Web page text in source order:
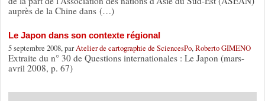
auprès de la Chine dans (…)
Le Japon dans son contexte régional
5 septembre 2008, parAtelier de cartographie de SciencesPo, Roberto GIMENO
Extraite du n° 30 de Questions internationales : Le Japon (mars-
avril 2008, p. 67)